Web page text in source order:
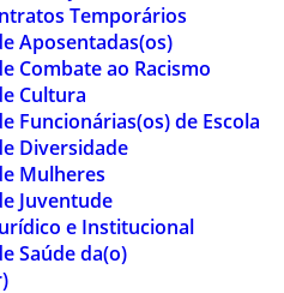
Temporários
Aposentadas(os)
Combate ao Racismo
Cultura
Funcionárias(os) de Escola
Diversidade
Mulheres
Juventude
e Institucional
Saúde da(o)